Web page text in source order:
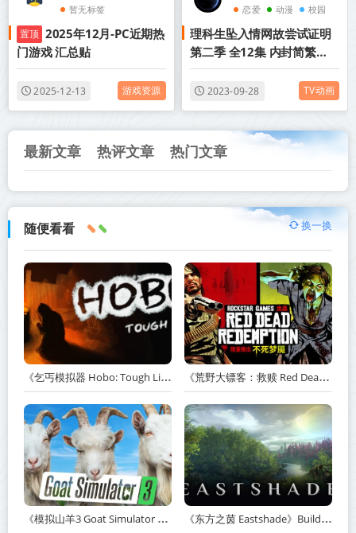
暂无标签
置顶 2025年12月-PC近期热
门游戏 汇总贴
2025-12-13 游戏资源
恋爱 动漫 校园
理科生坠入情网故尝试证明
第二季 全12集 内封简繁英
多国软字幕 2022年4月新番
2023-09-28 TV动画
最新文章 热评文章 热门文章
随便看看 换一换
《乞丐模拟器 Hobo: Tough Life》v1.20.010-赠原声带+解锁全人物满级通关存档+多项修改器【单机+联机】丨中文版网盘下载 《荒野大镖客：救赎 Red Dead Redemption》v1.0.42.46611-送修改器丨中文版网盘下载
《模拟山羊3 Goat Simulator 3》v1.2.0.2-全DLC+含重制版【单机+联机】【PC/手机双端】丨中文版网盘下载 《东方之茵 Eastshade》Build.20251455-免安装中文版丨中文版网盘下载